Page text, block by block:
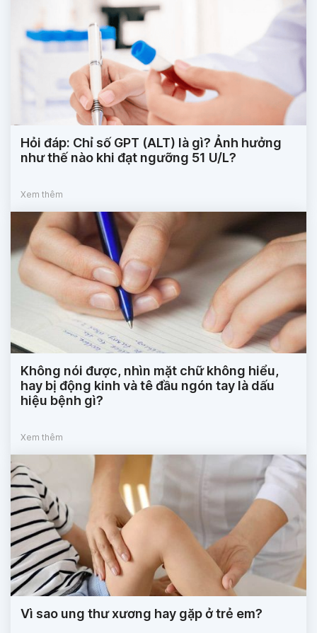
Hỏi đáp: Chỉ số GPT (ALT) là gì? Ảnh hưởng
như thế nào khi đạt ngưỡng 51 U/L?
Xem thêm
Không nói được, nhìn mặt chữ không hiểu,
hay bị động kinh và tê đầu ngón tay là dấu
hiệu bệnh gì?
Xem thêm
Vì sao ung thư xương hay gặp ở trẻ em?